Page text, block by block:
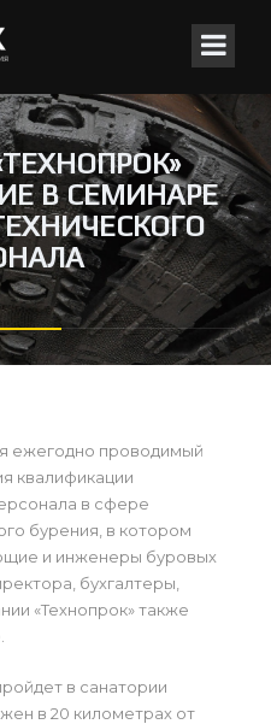
В СЕМИНАРЕ
ежегодно проводимый
квалификации
в сфере
бурения, в котором
и инженеры буровых
бухгалтеры,
«Технопрок» также
в санатории
в 20 километрах от